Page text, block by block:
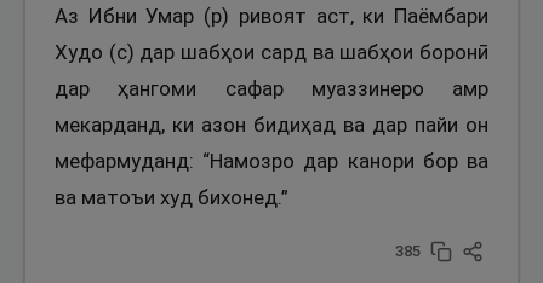
Аз Ибни Умар (р) ривоят аст, ки Паёмбари
Худо (с) дар шабҳои сард ва шабҳои боронӣ
дар ҳангоми сафар муаззинеро амр
мекарданд, ки азон бидиҳад ва дар пайи он
мефармуданд: “Намозро дар канори бор ва
ва матоъи худ бихонед.”
385